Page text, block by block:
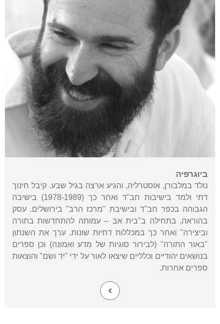
ביוגרפיה
נולד במלבורן, אוסטרליה, והגיע ארצה בגיל שבע. קיבל חינוך
דתי ולמד בישיבות חב"ד ואחר כך (1978-1989) בישיבה
הגבוהה בכפר חב"ד ובישיבת "מרכז הרב" בירושלים. עסק
בהוראה, בתחילה ב"בית אב – עמותה להתחדשות בתורה
וביצירה" ואחר כך במכללות דתיות שונות. ערך את השנתון
"באור התורה" (לבירור סוגיות של מדע ואמונה) וכן ספרים
בנושאים יהודיים וכלליים שיצאו לאור על ידי "יד ושם" והוצאות
ספרים אחרות.